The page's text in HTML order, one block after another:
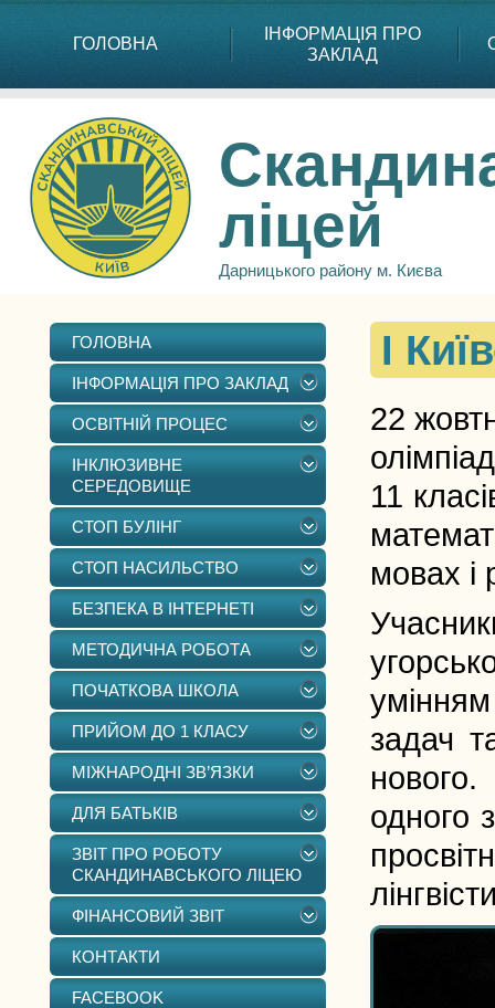
ГОЛОВНА
ІНФОРМАЦІЯ ПРО
ЗАКЛАД
ліцей
Дарницького району м. Києва
ГОЛОВНА
ІНФОРМАЦІЯ ПРО ЗАКЛАД
ОСВІТНІЙ ПРОЦЕС
ІНКЛЮЗИВНЕ
СЕРЕДОВИЩЕ
СТОП БУЛІНГ
СТОП НАСИЛЬСТВО
БЕЗПЕКА В ІНТЕРНЕТІ
МЕТОДИЧНА РОБОТА
ПОЧАТКОВА ШКОЛА
ПРИЙОМ ДО 1 КЛАСУ
МІЖНАРОДНІ ЗВ’ЯЗКИ
ДЛЯ БАТЬКІВ
ЗВІТ ПРО РОБОТУ
СКАНДИНАВСЬКОГО ЛІЦЕЮ
ФІНАНСОВИЙ ЗВІТ
КОНТАКТИ
FACEBOOK
І
22
11
мовах і
задач
одного